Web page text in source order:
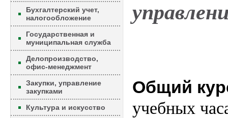
Бухгалтерский учет,
налогообложение
Государственная и
муниципальная служба
Делопроизводство,
офис-менеджмент
Закупки, управление
закупками
Культура и искусство
Общий
учебных